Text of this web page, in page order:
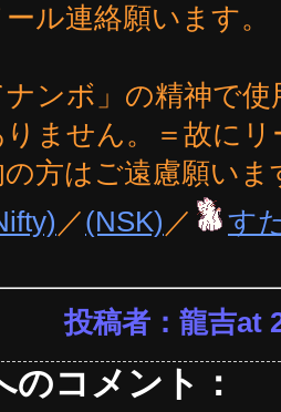
ル連絡願います
ナンボ」の精神で
ません。＝故に
方はご遠慮願いま
／(NSK) ／
す
投稿者：龍吉at
コメント：